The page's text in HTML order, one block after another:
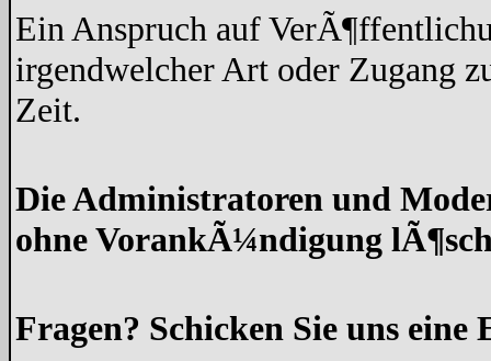
Ein Anspruch auf
irgendwelcher Art oder Zugang
Zeit.
Die Administratoren und
ohne VorankÃ¼ndigung
Fragen? Schicken Sie uns